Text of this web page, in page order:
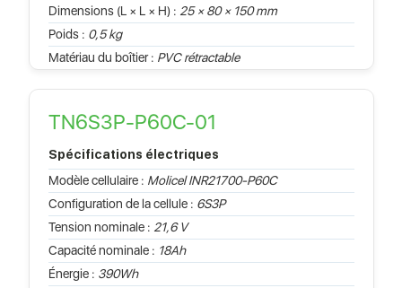
Dimensions (L × L × H) : 25 × 80 × 150 mm
Poids : 0,5 kg
Matériau du boîtier : PVC rétractable
TN6S3P-P60C-01
Spécifications électriques
Modèle cellulaire : Molicel INR21700-P60C
Configuration de la cellule : 6S3P
Tension nominale : 21,6 V
Capacité nominale : 18Ah
Énergie : 390Wh